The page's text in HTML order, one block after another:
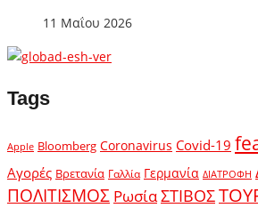
11 Μαΐου 2026
Tags
Apple Bloomberg Coronavirus Covid-19
Αγορές Βρετανία Γαλλία Γερμανία ΔΙΑΤΡΟΦΗ
ΠΟΛΙΤΙΣΜΟΣ ΡωσίαΣΤΙΒΟΣ